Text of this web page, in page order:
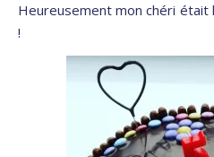
Heureusement mon chéri était
!